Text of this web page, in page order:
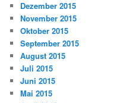
Dezember 2015
November 2015
Oktober 2015
September 2015
August 2015
Juli 2015
Juni 2015
Mai 2015